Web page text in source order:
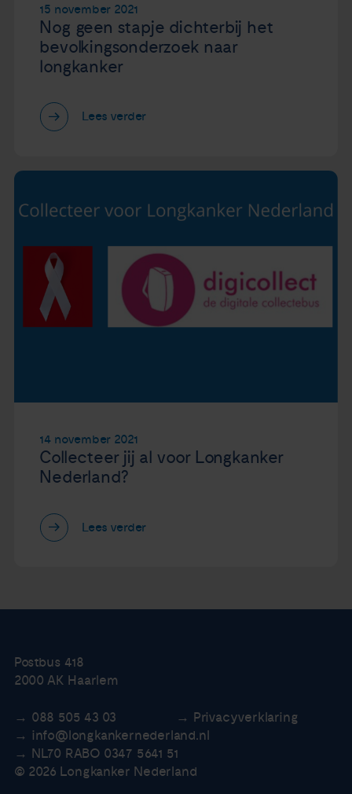
15 november 2021
Nog geen stapje dichterbij het
bevolkingsonderzoek naar
longkanker
Lees verder
14 november 2021
Collecteer jij al voor Longkanker
Nederland?
Lees verder
Postbus 418
2000 AK Haarlem
088 505 43 03
Privacyverklaring
info@longkankernederland.nl
NL70 RABO 0347 5641 51
© 2026 Longkanker Nederland